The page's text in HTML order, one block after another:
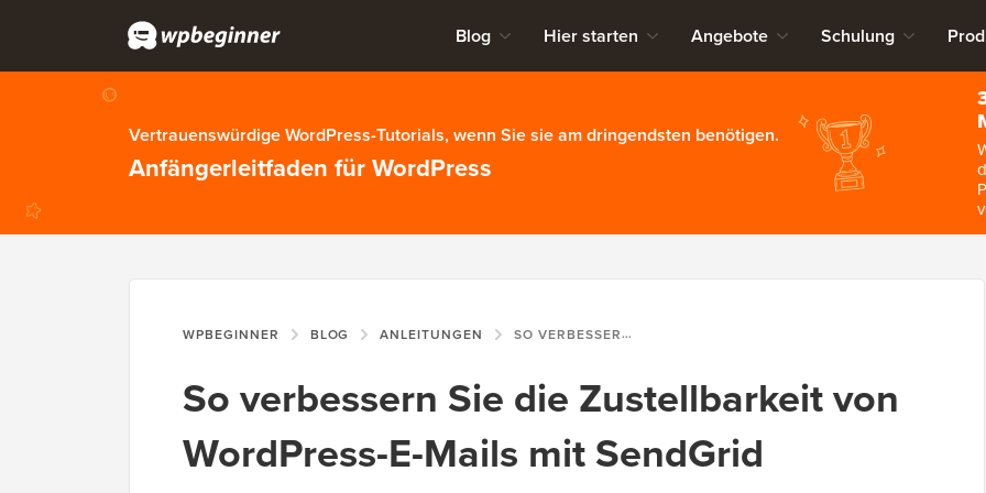
Blog Hier starten Angebote Schulung
Vertrauenswürdige WordPress-Tutorials, wenn Sie sie am dringendsten benötigen.
Anfängerleitfaden für WordPress
WPBEGINNER BLOG ANLEITUNGEN SO VERBESSERN SIE DIE ZUSTELLBARKEIT VON WORDPRESS-E-MAILS MIT SENDGRID
So verbessern Sie die Zustellbarkeit von
WordPress-E-Mails mit SendGrid